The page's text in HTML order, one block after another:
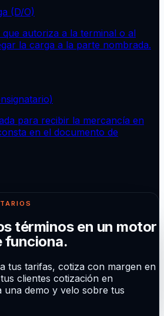
(D/O)
autoriza a la terminal o al
la carga a la parte nombrada.
para recibir la mercancía en
en el documento de
términos en un motor
funciona.
tus tarifas, cotiza con margen en
clientes cotización en
una demo y velo sobre tus